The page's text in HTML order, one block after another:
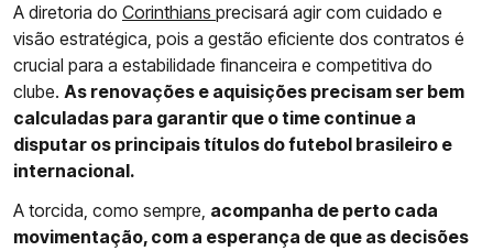
A diretoria do Corinthians precisará agir com cuidado e
visão estratégica, pois a gestão eficiente dos contratos é
crucial para a estabilidade financeira e competitiva do
clube. As renovações e aquisições precisam ser bem
calculadas para garantir que o time continue a
disputar os principais títulos do futebol brasileiro e
internacional.
A torcida, como sempre, acompanha de perto cada
movimentação, com a esperança de que as decisões